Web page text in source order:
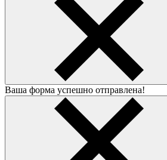
Ваша форма успешно отправлена!